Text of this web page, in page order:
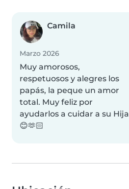
Camila
Marzo 2026
Muy amorosos,
respetuosos y alegres los
papás, la peque un amor
total. Muy feliz por
ayudarlos a cuidar a su Hija
😊🫶🏻